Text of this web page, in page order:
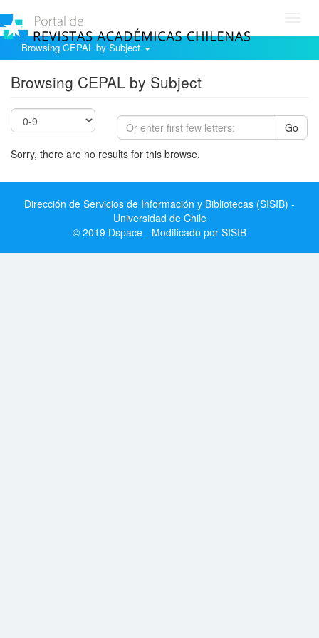
Browsing CEPAL by Subject
Browsing CEPAL by Subject
Go
Sorry, there are no results for this browse.
Dirección de Servicios de Información y Bibliotecas (SISIB) -
Universidad de Chile
© 2019 Dspace - Modificado por SISIB